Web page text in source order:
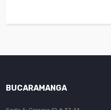
BUCARAMANGA